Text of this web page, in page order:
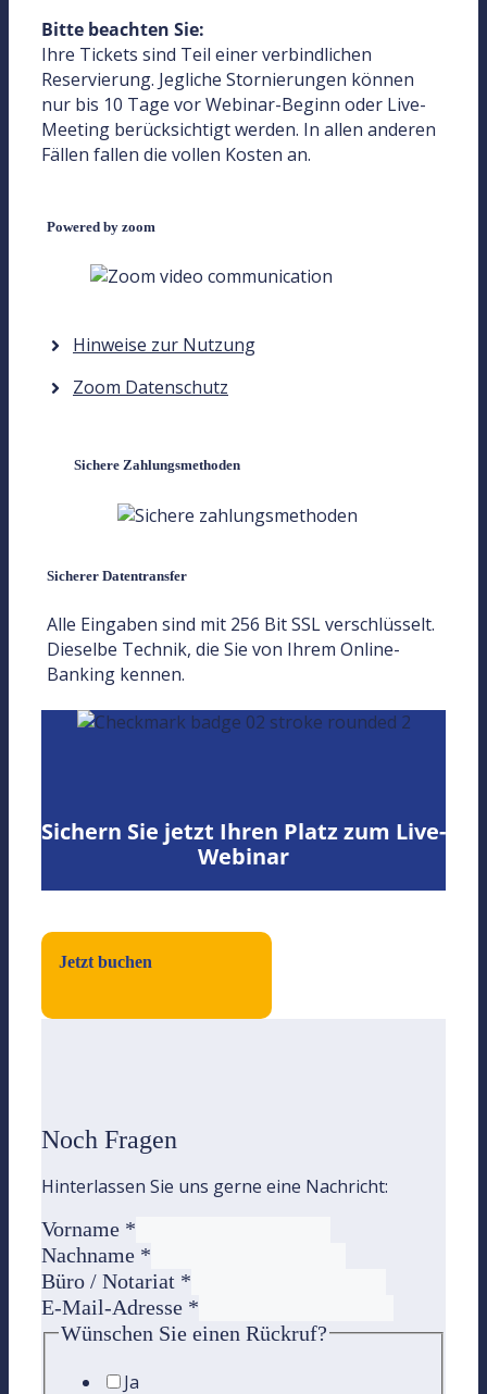
Bitte beachten Sie:
Ihre Tickets sind Teil einer verbindlichen
Reservierung. Jegliche Stornierungen können
nur bis 10 Tage vor Webinar-Beginn oder Live-
Meeting berücksichtigt werden. In allen anderen
Fällen fallen die vollen Kosten an.
Powered by zoom
Hinweise zur Nutzung
Zoom Datenschutz
Sichere Zahlungsmethoden
Sicherer Datentransfer
Alle Eingaben sind mit 256 Bit SSL verschlüsselt.
Dieselbe Technik, die Sie von Ihrem Online-
Banking kennen.
Sichern Sie jetzt Ihren Platz zum Live-
Webinar
Jetzt buchen
Noch Fragen
Hinterlassen Sie uns gerne eine Nachricht:
Vorname *
Nachname *
Büro / Notariat *
E-Mail-Adresse *
Wünschen Sie einen Rückruf?
Ja